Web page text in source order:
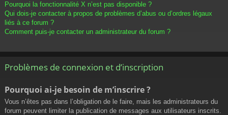
Pourquoi la fonctionnalité X n’est pas disponible ?
Qui dois-je contacter à propos de problèmes d’abus ou d’ordres légaux
liés à ce forum ?
Comment puis-je contacter un administrateur du forum ?
Problèmes de connexion et d’inscription
Pourquoi ai-je besoin de m’inscrire ?
Vous n’êtes pas dans l’obligation de le faire, mais les administrateurs du
forum peuvent limiter la publication de messages aux utilisateurs inscrits.